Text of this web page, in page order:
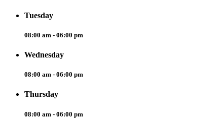
Tuesday
08:00 am - 06:00 pm
Wednesday
08:00 am - 06:00 pm
Thursday
08:00 am - 06:00 pm